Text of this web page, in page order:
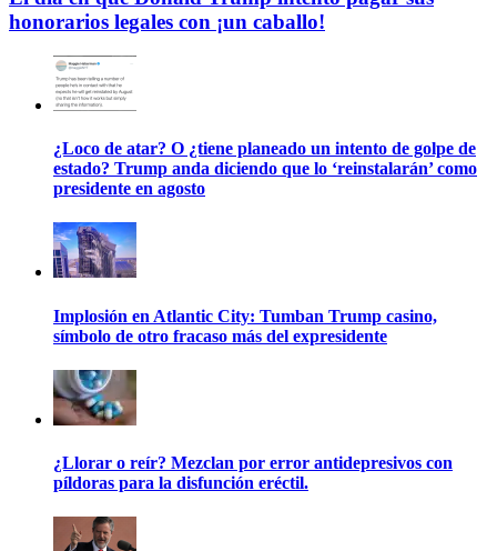
honorarios legales con ¡un caballo!
¿Loco de atar? O ¿tiene planeado un intento de golpe de
estado? Trump anda diciendo que lo ‘reinstalarán’ como
presidente en agosto
Implosión en Atlantic City: Tumban Trump casino,
símbolo de otro fracaso más del expresidente
¿Llorar o reír? Mezclan por error antidepresivos con
píldoras para la disfunción eréctil.